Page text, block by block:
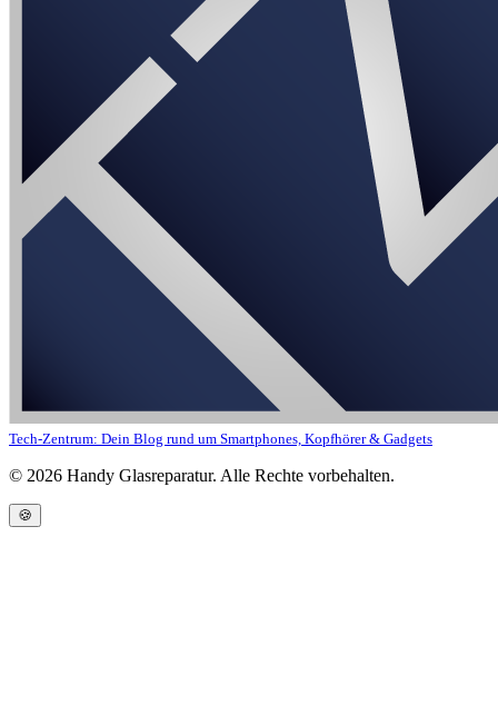
Tech-Zentrum: Dein Blog rund um Smartphones, Kopfhörer & Gadgets
© 2026 Handy Glasreparatur. Alle Rechte vorbehalten.
🍪